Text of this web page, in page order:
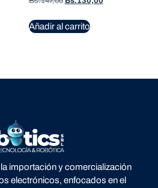
Añadir al carrito
importación y comercialización
electrónicos, enfocados en el